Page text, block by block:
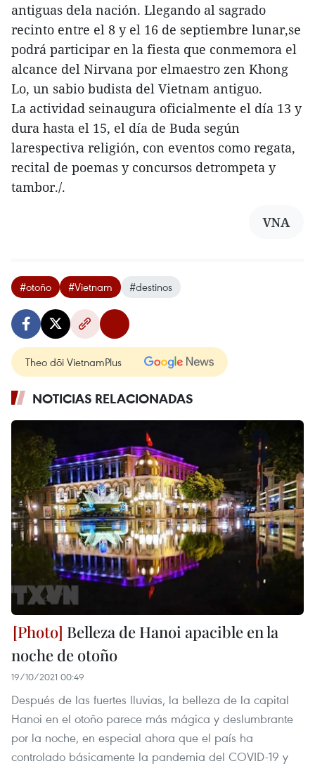
antiguas dela nación. Llegando al sagrado
recinto entre el 8 y el 16 de septiembre lunar,se
podrá participar en la fiesta que conmemora el
alcance del Nirvana por elmaestro zen Khong
Lo, un sabio budista del Vietnam antiguo.
La actividad seinaugura oficialmente el día 13 y
dura hasta el 15, el día de Buda según
larespectiva religión, con eventos como regata,
recital de poemas y concursos detrompeta y
tambor./.
VNA
#otoño #Vietnam #destinos
Theo dõi VietnamPlus
NOTICIAS RELACIONADAS
Belleza de Hanoi apacible en la
noche de otoño
19/10/2021 00:49
Después de las fuertes lluvias, la belleza de la capital
Hanoi en el otoño parece más mágica y deslumbrante
por la noche, en especial ahora que el país ha
controlado básicamente la pandemia del COVID-19 y